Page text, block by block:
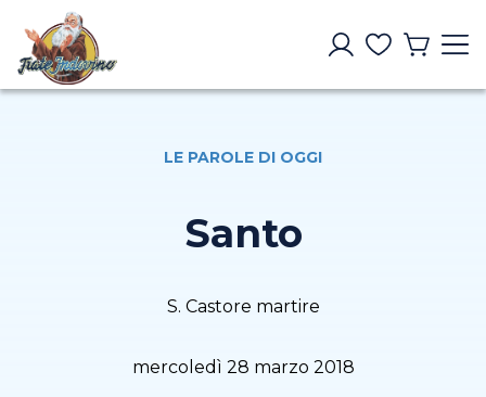
LE PAROLE DI OGGI
Santo
S. Castore martire
mercoledì 28 marzo 2018